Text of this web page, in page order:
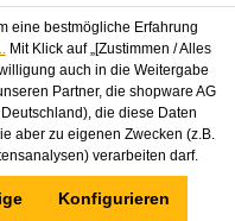
eine bestmögliche Erfahrung
Mit Klick auf „[Zustimmen / Alles
auch in die Weitergabe
Partner, die shopware AG
die diese Daten
aber zu eigenen Zwecken (z.B.
verarbeiten darf.
Konfigurieren